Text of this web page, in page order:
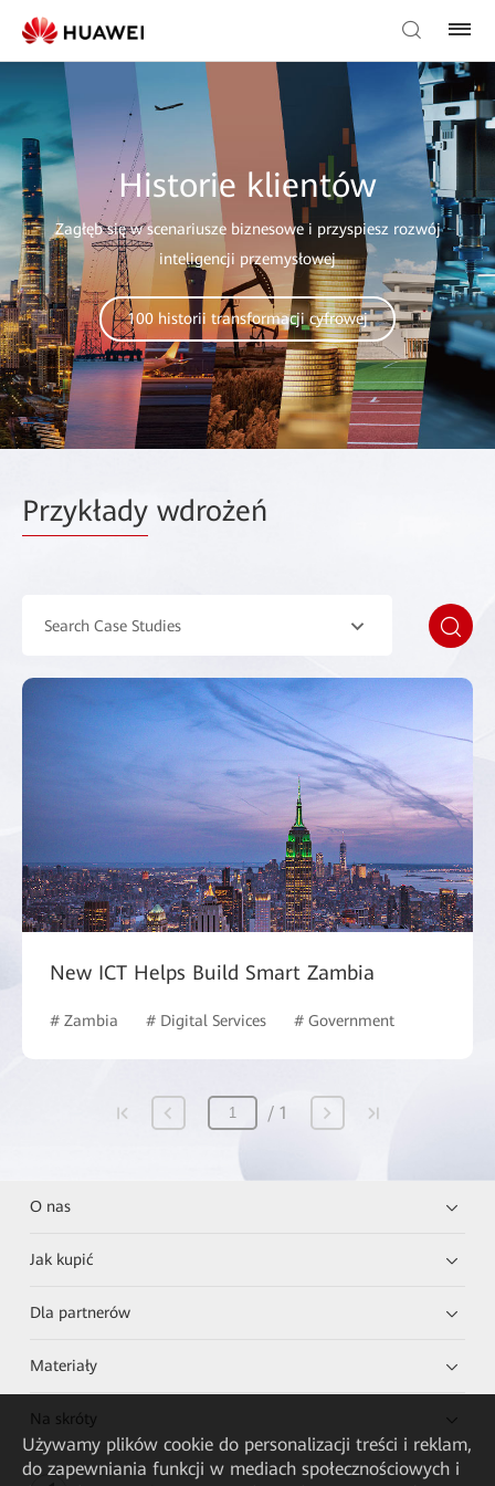
Historie klientów
Zagłęb się w scenariusze biznesowe i przyspiesz rozwój
inteligencji przemysłowej
100 historii transformacji cyfrowej
Przykłady wdrożeń
Search Case Studies
New ICT Helps Build Smart Zambia
# Zambia # Digital Services # Government
1
O nas
Jak kupić
Dla partnerów
Materiały
Na skróty
Używamy plików cookie do personalizacji treści i reklam,
do zapewniania funkcji w mediach społecznościowych i